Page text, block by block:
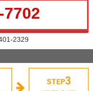
7702
2329